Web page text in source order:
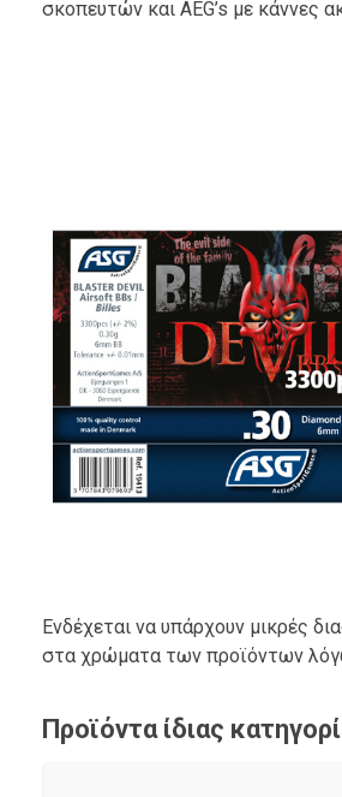
σκοπευτών και AEG’s με κάννες
Ενδέχεται να υπάρχουν μικρές
στα χρώματα των προϊόντων
Προϊόντα ίδιας